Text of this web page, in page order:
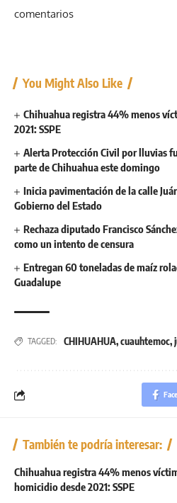
comentarios
You Might Also Like
Chihuahua registra 44% menos
2021: SSPE
Alerta Protección Civil por lluvias
parte de Chihuahua este domingo
Inicia pavimentación de la calle
Gobierno del Estado
Rechaza diputado Francisco
como un intento de censura
Entregan 60 toneladas de maíz
Guadalupe
TAGGED: CHIHUAHUA,cuauhtemoc,
También te podría interesar:
Chihuahua registra 44% menos
homicidio desde 2021: SSPE